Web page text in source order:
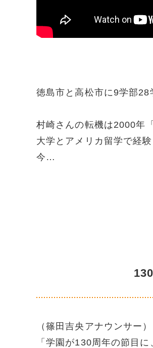
徳島市と高松市に9学部28
村崎さんの転機は2000年
大学とアメリカ留学で経
今…
（篠田吉央アナウンサー）
「学園が130周年の節目